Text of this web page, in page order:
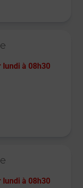
lundi à 08h30
lundi à 08h30